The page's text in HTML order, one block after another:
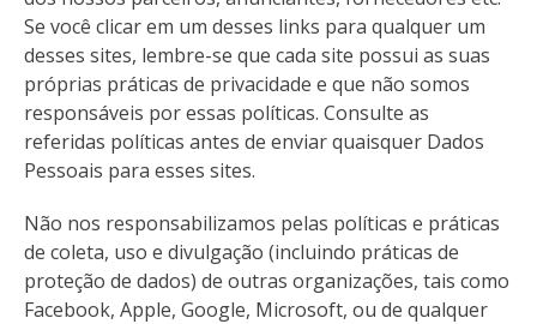
Se você clicar em um desses links para qualquer um
desses sites, lembre-se que cada site possui as suas
próprias práticas de privacidade e que não somos
responsáveis por essas políticas. Consulte as
referidas políticas antes de enviar quaisquer Dados
Pessoais para esses sites.
Não nos responsabilizamos pelas políticas e práticas
de coleta, uso e divulgação (incluindo práticas de
proteção de dados) de outras organizações, tais como
Facebook, Apple, Google, Microsoft, ou de qualquer